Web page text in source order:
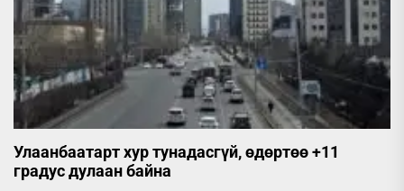
Улаанбаатарт хур тунадасгүй, өдөртөө +11
градус дулаан байна